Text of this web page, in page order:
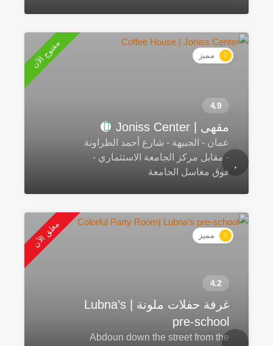
مميز مفتوح الآن
مقهى | Joniss Center
عمان - الجبيهة - شارع أحمد الطراونة
- مقابل مركز الجامعة الاستثماري -
فوق مغاسل الجامعة
مميز مغلق الآن
غرفة حفلات ملونة | Lubna’s
pre-school
Abdoun down the street from the